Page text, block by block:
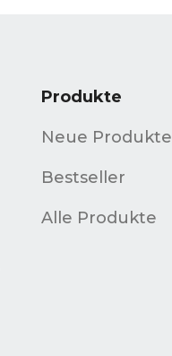
Produkte
Neue Produkte
Bestseller
Alle Produkte